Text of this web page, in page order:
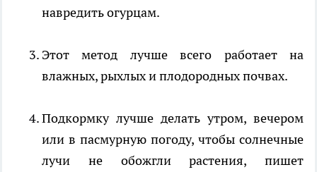
навредить огурцам.
Этот метод лучше всего работает на
влажных, рыхлых и плодородных почвах.
Подкормку лучше делать утром, вечером
или в пасмурную погоду, чтобы солнечные
лучи не обожгли растения, пишет